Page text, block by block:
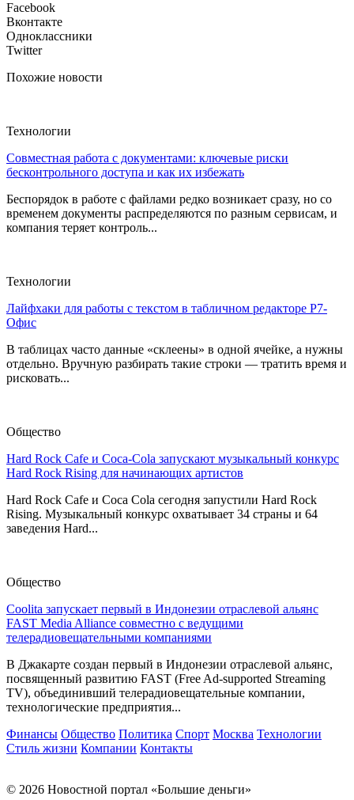
Facebook
Вконтакте
Одноклассники
Twitter
Похожие новости
Технологии
Совместная работа с документами: ключевые риски
бесконтрольного доступа и как их избежать
Беспорядок в работе с файлами редко возникает сразу, но со
временем документы распределяются по разным сервисам, и
компания теряет контроль...
Технологии
Лайфхаки для работы с текстом в табличном редакторе Р7-
Офис
В таблицах часто данные «склеены» в одной ячейке, а нужны
отдельно. Вручную разбирать такие строки — тратить время и
рисковать...
Общество
Hard Rock Cafe и Coca-Cola запускают музыкальный конкурс
Hard Rock Rising для начинающих артистов
Hard Rock Cafe и Coca Cola сегодня запустили Hard Rock
Rising. Музыкальный конкурс охватывает 34 страны и 64
заведения Hard...
Общество
Coolita запускает первый в Индонезии отраслевой альянс
FAST Media Alliance совместно с ведущими
телерадиовещательными компаниями
В Джакарте создан первый в Индонезии отраслевой альянс,
посвященный развитию FAST (Free Ad-supported Streaming
TV), объединивший телерадиовещательные компании,
технологические предприятия...
Финансы Общество Политика Спорт Москва Технологии
Стиль жизни Компании Контакты
© 2026 Новостной портал «Большие деньги»